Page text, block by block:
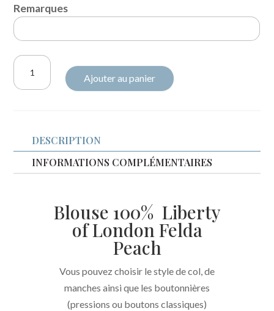
Remarques
quantité
Peach
Ajouter au panier
DESCRIPTION
INFORMATIONS COMPLÉMENTAIRES
Blouse 100% Liberty
of London Felda
Peach
Vous pouvez choisir le style de col, de
manches ainsi que les boutonnières
(pressions ou boutons classiques)